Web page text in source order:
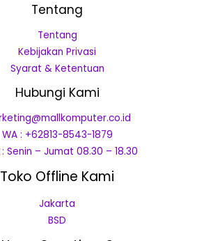
Tentang
Tentang
Kebijakan Privasi
Syarat & Ketentuan
Hubungi Kami
WA : +62813-8543-1879
: Senin – Jumat 08.30 – 18.30
Toko Offline Kami
Jakarta
BSD